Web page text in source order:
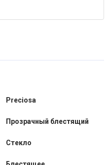
Preciosa
Прозрачный блестящий
Стекло